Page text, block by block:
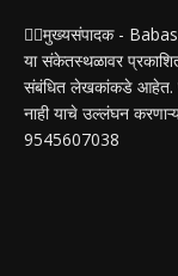
✍🏻मुख्यसंपादक -
या संकेतस्थळावर
संबंधित लेखकांकडे आहेत.
नाही याचे उल्लंघन
9545607038